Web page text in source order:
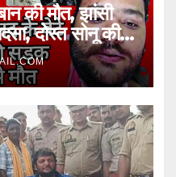
की मौत, झांसी
दोस्त सोनू की